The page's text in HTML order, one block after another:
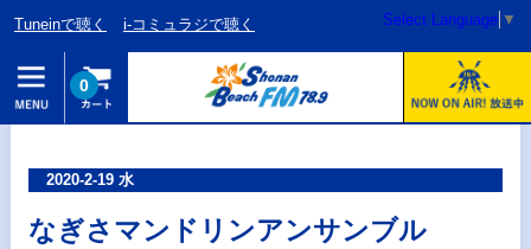
Tuneinで聴く i-コミュラジで聴く Select Language ▼
0
2020-2-19 水
なぎさマンドリンアンサンブル